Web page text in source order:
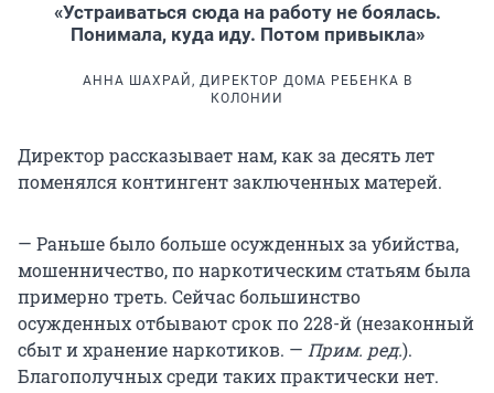
«Устраиваться сюда на работу не боялась.
Понимала, куда иду. Потом привыкла»
АННА ШАХРАЙ, ДИРЕКТОР ДОМА РЕБЕНКА В
КОЛОНИИ
Директор рассказывает нам, как за десять лет
поменялся контингент заключенных матерей.
— Раньше было больше осужденных за убийства,
мошенничество, по наркотическим статьям была
примерно треть. Сейчас большинство
осужденных отбывают срок по 228-й (незаконный
сбыт и хранение наркотиков. — Прим. ред.).
Благополучных среди таких практически нет.